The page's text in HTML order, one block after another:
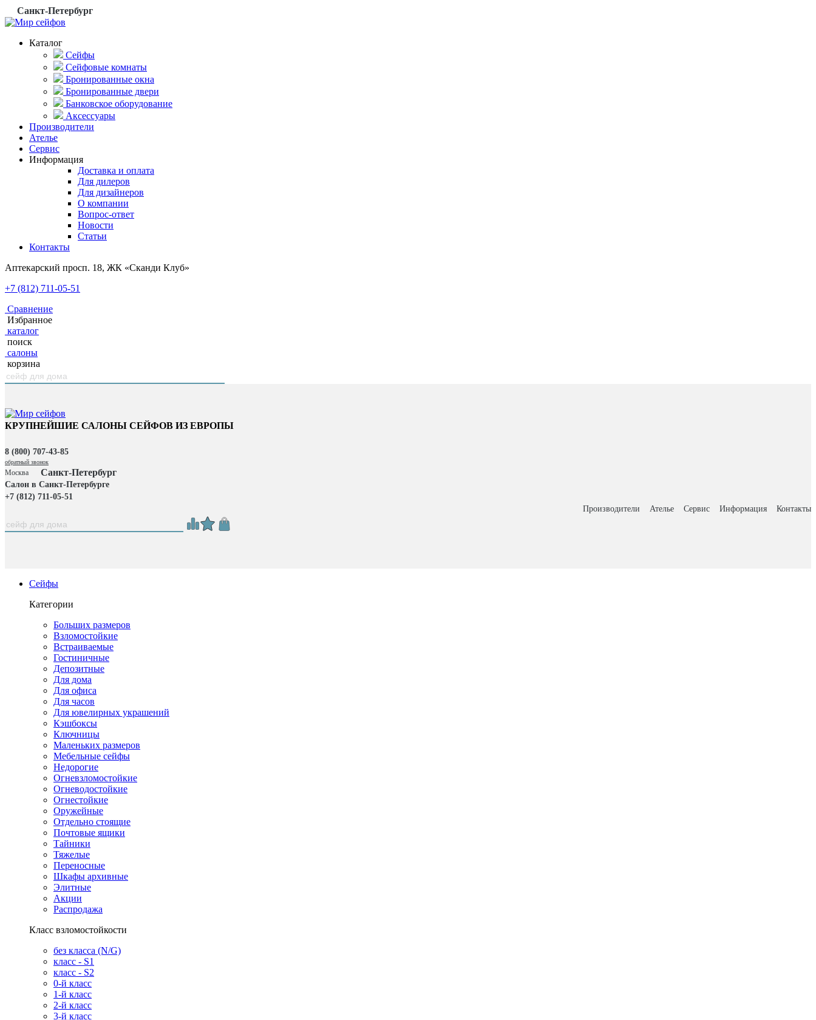
Санкт-Петербург
Каталог
Сейфы
Сейфовые комнаты
Бронированные окна
Бронированные двери
Банковское оборудование
Аксессуары
Производители
Ателье
Сервис
Информация
Доставка и оплата
Для дилеров
Для дизайнеров
О компании
Вопрос-ответ
Новости
Статьи
Контакты
Аптекарский просп. 18, ЖК «Сканди Клуб»
+7 (812) 711-05-51
Сравнение
Избранное
каталог
поиск
салоны
корзина
КРУПНЕЙШИЕ САЛОНЫ СЕЙФОВ ИЗ ЕВРОПЫ
8 (800) 707-43-85
обратный звонок
Москва Санкт-Петербург
Салон в Санкт-Петербурге
+7 (812) 711-05-51
Производители
Ателье Сервис Информация Контакты
Сейфы
Категории
Больших размеров
Взломостойкие
Встраиваемые
Гостиничные
Депозитные
Для дома
Для офиса
Для часов
Для ювелирных украшений
Кэшбоксы
Ключницы
Маленьких размеров
Мебельные сейфы
Недорогие
Огневзломостойкие
Огневодостойкие
Огнестойкие
Оружейные
Отдельно стоящие
Почтовые ящики
Тайники
Тяжелые
Переносные
Шкафы архивные
Элитные
Акции
Распродажа
Класс взломостойкости
без класса (N/G)
класс - S1
класс - S2
0-й класс
1-й класс
2-й класс
3-й класс